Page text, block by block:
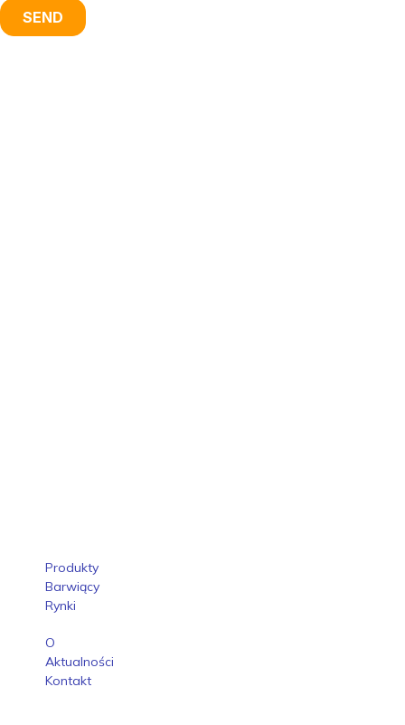
Produkty
Barwiący
Rynki
O
Aktualności
Kontakt